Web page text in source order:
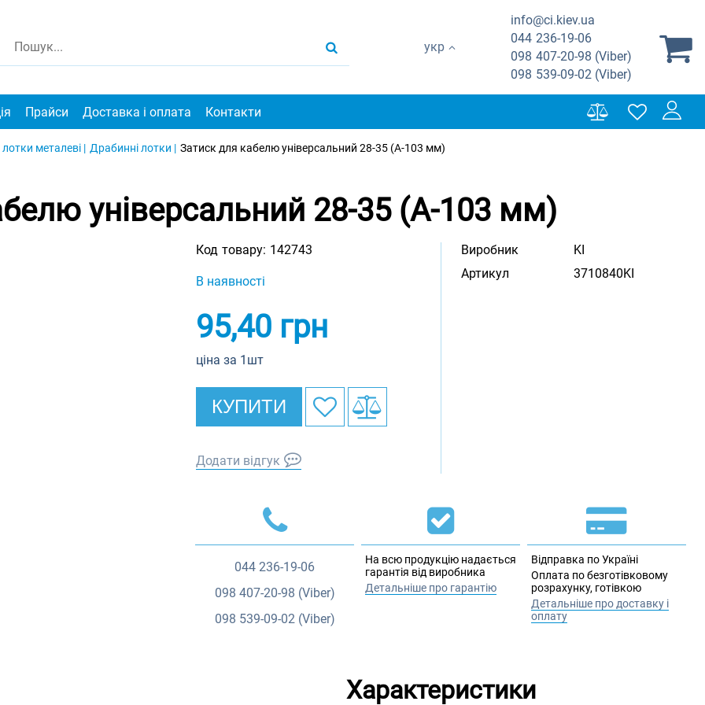
укр
info@ci.kiev.ua
044 236-19-06
098 407-20-98 (Viber)
098 539-09-02 (Viber)
Прайси Доставка і оплата Контакти
металеві | Драбинні лотки | Затиск для кабелю універсальний 28-35 (А-103 мм)
універсальний 28-35 (А-103 мм)
Код товару: 142743
В наявності
95,40 грн
ціна за 1шт
КУПИТИ
Додати відгук
Виробник
KI
Артикул
3710840KI
044 236-19-06
098 407-20-98 (Viber)
098 539-09-02 (Viber)
На всю продукцію надається
гарантія від виробника
Детальніше про гарантію
Відправка по Україні
Оплата по безготівковому
розрахунку, готівкою
Детальніше про доставку і
оплату
Характеристики